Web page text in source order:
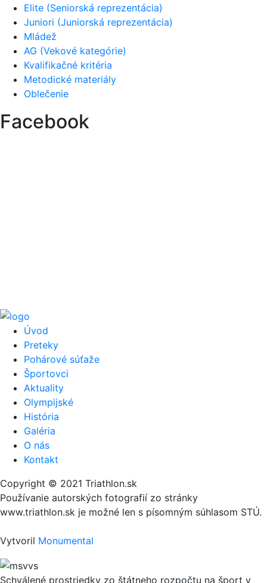
Elite (Seniorská reprezentácia)
Juniori (Juniorská reprezentácia)
Mládež
AG (Vekové kategórie)
Kvalifikačné kritéria
Metodické materiály
Oblečenie
Facebook
Úvod
Preteky
Pohárové súťaže
Športovci
Aktuality
Olympijské
História
Galéria
O nás
Kontakt
Copyright © 2021 Triathlon.sk
Používanie autorských fotografií zo stránky
www.triathlon.sk je možné len s písomným súhlasom STÚ.
Vytvoril Monumental
Schválené prostriedky zo štátneho rozpočtu na šport v